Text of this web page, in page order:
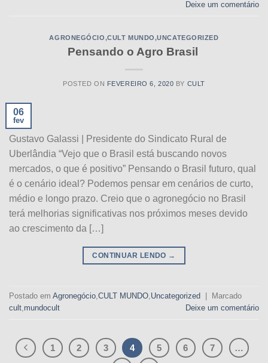
Deixe um comentário
AGRONEGÓCIO,CULT MUNDO,UNCATEGORIZED
Pensando o Agro Brasil
POSTED ON FEVEREIRO 6, 2020 BY CULT
06
fev
Gustavo Galassi | Presidente do Sindicato Rural de
Uberlândia “Vejo que o Brasil está buscando novos
mercados, o que é positivo” Pensando o Brasil futuro, qual
é o cenário ideal? Podemos pensar em cenários de curto,
médio e longo prazo. Creio que o agronegócio no Brasil
terá melhorias significativas nos próximos meses devido
ao crescimento da […]
CONTINUAR LENDO →
Postado em Agronegócio CULT MUNDO Uncategorized
Marcado
cult mundocult Deixe um comentário
1 2 3 4 5 6 7
…